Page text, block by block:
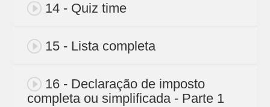
14 - Quiz time
15 - Lista completa
16 - Declaração de imposto
completa ou simplificada - Parte 1